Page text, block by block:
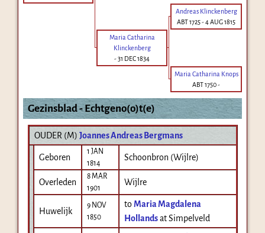
Andreas Klinckenberg
ABT 1725-4 AUG 1815
Maria Catharina
Klinckenberg
-31 DEC 1834
Maria Catharina Knops
ABT 1750-
Gezinsblad - Echtgeno(o)t(e)
OUDER (M) Joannes Andreas Bergmans
Geboren
1 JAN
1814
Schoonbron (Wijlre)
Overleden
8 MAR
1901
Wijlre
Huwelijk
9 NOV
1850
toMaria Magdalena
Hollands at Simpelveld